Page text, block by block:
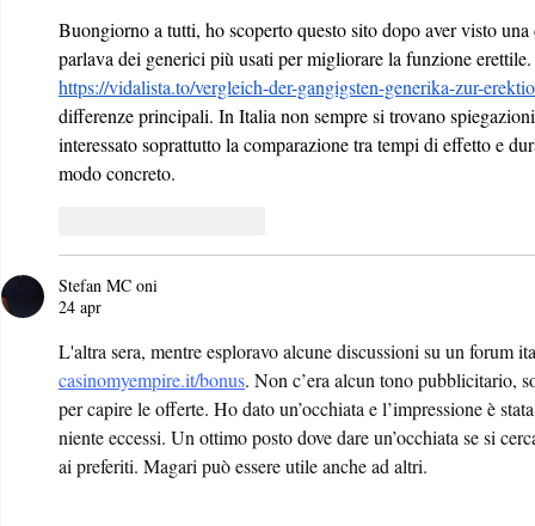
Buongiorno a tutti, ho scoperto questo sito dopo aver visto
parlava dei generici più usati per migliorare la funzione
https://vidalista.to/vergleich-der-gangigsten-generika-zur-
differenze principali. In Italia non sempre si trovano
interessato soprattutto la comparazione tra tempi di effetto e
modo concreto.
Stefan MC oni
24 apr
L'altra sera, mentre esploravo alcune discussioni su un forum
casinomyempire.it/bonus. Non c’era alcun tono pubblicitario,
per capire le offerte. Ho dato un’occhiata e l’impressione è
niente eccessi. Un ottimo posto dove dare un’occhiata se si
ai preferiti. Magari può essere utile anche ad altri.